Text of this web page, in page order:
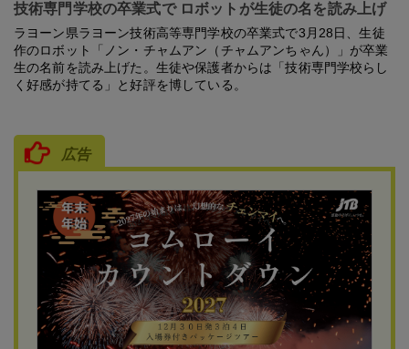
技術専門学校の卒業式で ロボットが生徒の名を読み上げ
ラヨーン県ラヨーン技術高等専門学校の卒業式で3月28日、生徒
作のロボット「ノン・チャムアン（チャムアンちゃん）」が卒業
生の名前を読み上げた。生徒や保護者からは「技術専門学校らし
く好感が持てる」と好評を博している。
広告